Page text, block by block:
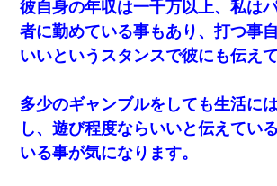
彼自身の年収は一千万以上、私は
者に勤めている事もあり、打つ事
いいというスタンスで彼にも伝えて
多少のギャンブルをしても生活に
し、遊び程度ならいいと伝えてい
いる事が気になります。